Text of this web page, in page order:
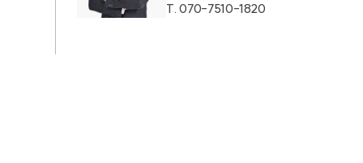
T.070-7510-1820